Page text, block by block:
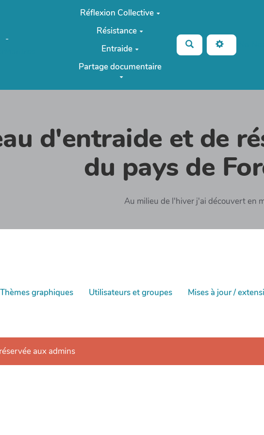
-
Réflexion Collective
Résistance
Entraide
Partage documentaire
Rechercher
d'entraide et de
du pays de
Au milieu de l'hiver j'ai découvert en
Thèmes graphiques Utilisateurs et groupes Mises à jour /
aux admins